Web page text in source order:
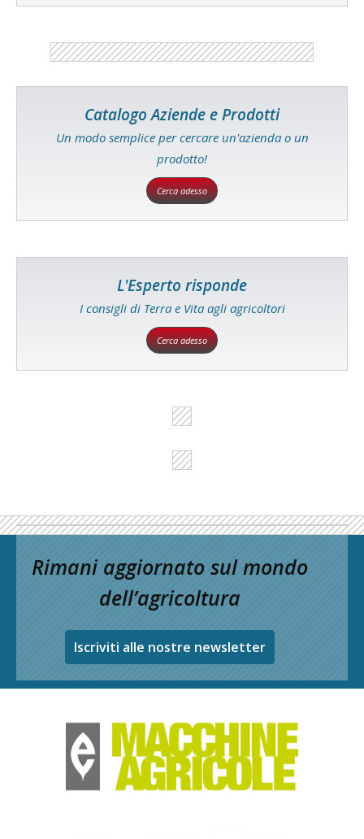
Catalogo Aziende e Prodotti
Un modo semplice per cercare un'azienda o un
prodotto!
Cerca adesso
L'Esperto risponde
I consigli di Terra e Vita agli agricoltori
Cerca adesso
Rimani aggiornato sul mondo
dell’agricoltura
Iscriviti alle nostre newsletter